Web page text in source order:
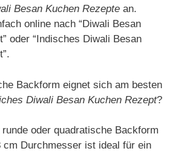
Besan Kuchen Rezepte an.
online nach “Diwali Besan
oder “Indisches Diwali Besan
Backform eignet sich am besten
Diwali Besan Kuchen Rezept?
runde oder quadratische Backform
cm Durchmesser ist ideal für ein